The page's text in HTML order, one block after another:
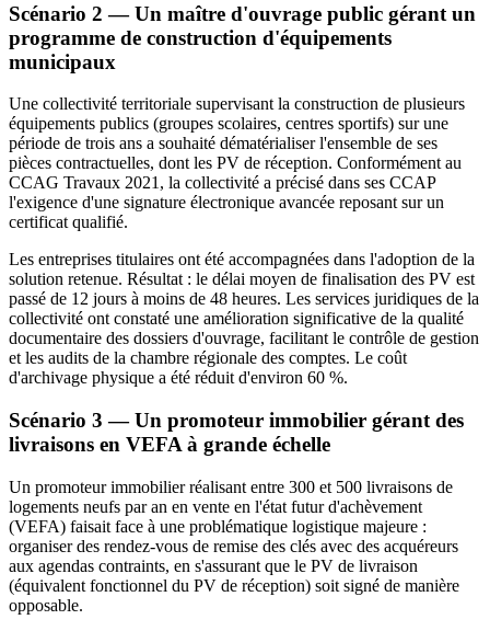
Scénario 2 — Un maître d'ouvrage public gérant un
programme de construction d'équipements
municipaux
Une collectivité territoriale supervisant la construction de plusieurs
équipements publics (groupes scolaires, centres sportifs) sur une
période de trois ans a souhaité dématérialiser l'ensemble de ses
pièces contractuelles, dont les PV de réception. Conformément au
CCAG Travaux 2021, la collectivité a précisé dans ses CCAP
l'exigence d'une signature électronique avancée reposant sur un
certificat qualifié.
Les entreprises titulaires ont été accompagnées dans l'adoption de la
solution retenue. Résultat : le délai moyen de finalisation des PV est
passé de 12 jours à moins de 48 heures. Les services juridiques de la
collectivité ont constaté une amélioration significative de la qualité
documentaire des dossiers d'ouvrage, facilitant le contrôle de gestion
et les audits de la chambre régionale des comptes. Le coût
d'archivage physique a été réduit d'environ 60 %.
Scénario 3 — Un promoteur immobilier gérant des
livraisons en VEFA à grande échelle
Un promoteur immobilier réalisant entre 300 et 500 livraisons de
logements neufs par an en vente en l'état futur d'achèvement
(VEFA) faisait face à une problématique logistique majeure :
organiser des rendez-vous de remise des clés avec des acquéreurs
aux agendas contraints, en s'assurant que le PV de livraison
(équivalent fonctionnel du PV de réception) soit signé de manière
opposable.